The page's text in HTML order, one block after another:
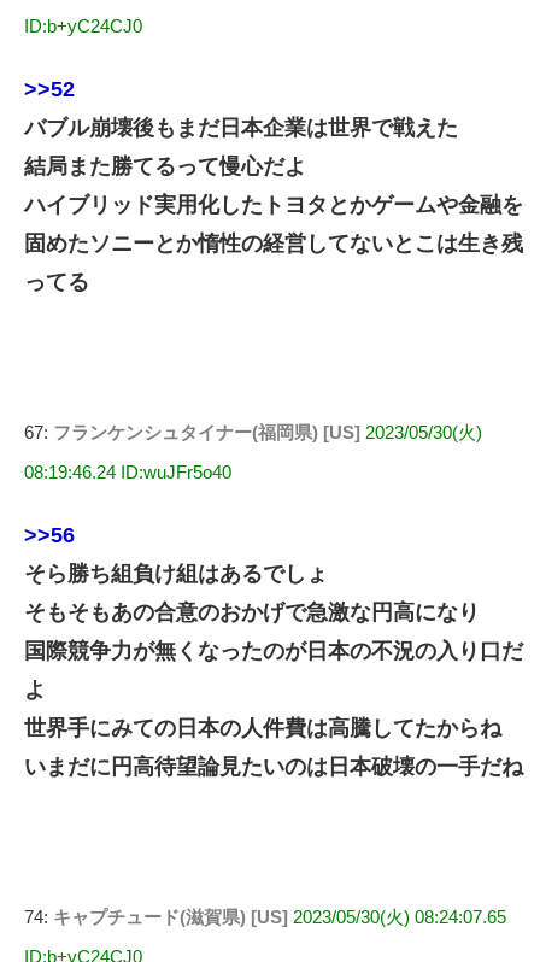
ID:b+yC24CJ0
>>52
バブル崩壊後もまだ日本企業は世界で戦えた
結局また勝てるって慢心だよ
ハイブリッド実用化したトヨタとかゲームや金融を
固めたソニーとか惰性の経営してないとこは生き残
ってる
67: フランケンシュタイナー(福岡県) [US] 2023/05/30(火)
08:19:46.24 ID:wuJFr5o40
>>56
そら勝ち組負け組はあるでしょ
そもそもあの合意のおかげで急激な円高になり
国際競争力が無くなったのが日本の不況の入り口だ
よ
世界手にみての日本の人件費は高騰してたからね
いまだに円高待望論見たいのは日本破壊の一手だね
74: キャプチュード(滋賀県) [US] 2023/05/30(火) 08:24:07.65
ID:b+yC24CJ0